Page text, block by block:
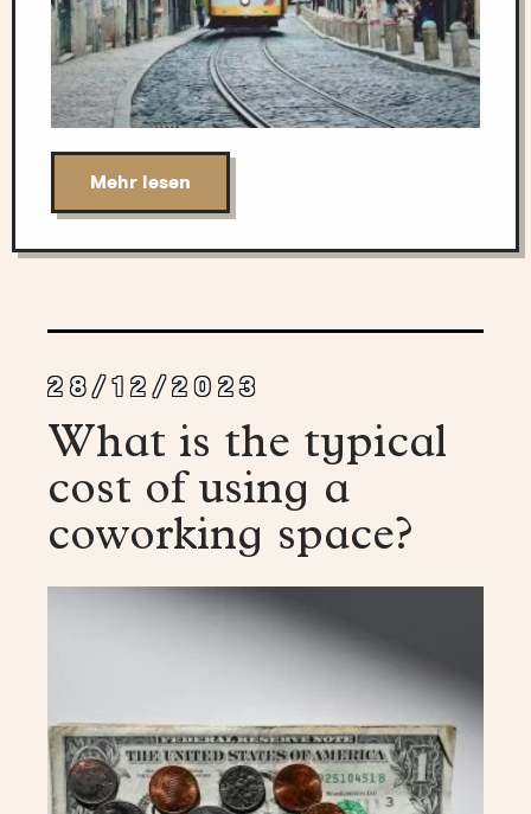
Mehr lesen
28/12/2023
What is the typical
cost of using a
coworking space?